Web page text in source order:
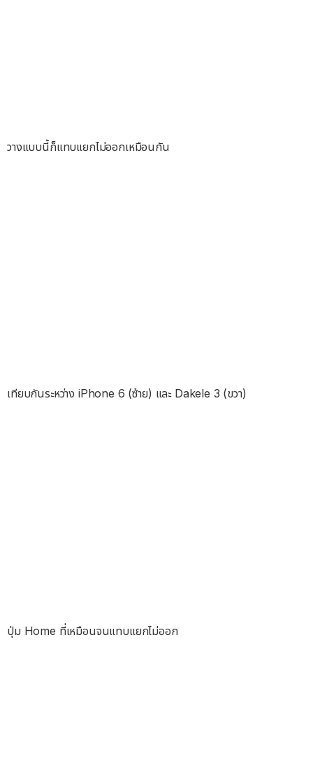
วางแบบนี้ก็แทบแยกไม่ออกเหมือนกัน
เทียบกันระหว่าง iPhone 6 (ซ้าย) และ Dakele 3 (ขวา)
ปุ่ม Home ที่เหมือนจนแทบแยกไม่ออก